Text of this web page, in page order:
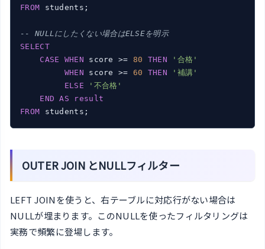
FROM students;
-- NULLにしたくない場合はELSEを明示
SELECT
CASE
WHEN score >= 80 THEN
'合格'
WHEN score >= 60 THEN
'補講'
ELSE
'不合格'
END
AS
result
FROM students;
OUTER JOIN とNULLフィルター
LEFT JOINを使うと、右テーブルに対応行がない場合は
NULLが埋まります。このNULLを使ったフィルタリングは
実務で頻繁に登場します。